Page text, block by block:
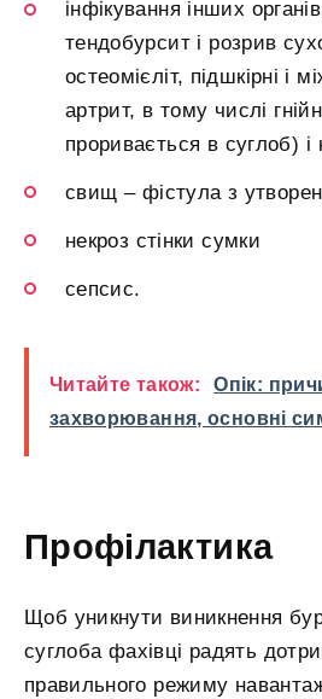
інфікування інших
тендобурсит і розрив
остеомієліт, підшкірні і
артрит, в тому числі
проривається в суглоб) і
свищ – фістула з
некроз стінки сумки
сепсис.
Читайте також:
Опік:
захворювання, основні
Профілактика
Щоб уникнути виникнення
суглоба фахівці радять
правильного режиму